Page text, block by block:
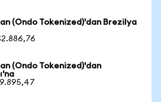
(Ondo Tokenized)'dan Brezilya
(Ondo Tokenized)'dan